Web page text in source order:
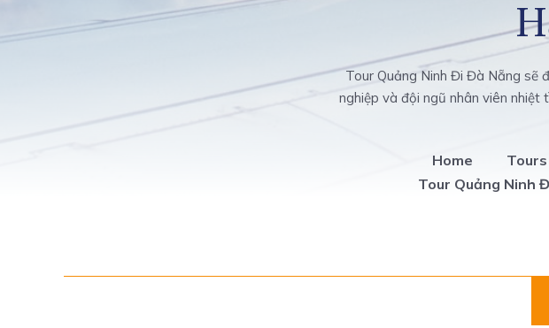
Tour Quảng Ninh Đi Đà Nẵng sẽ
nghiệp và đội ngũ nhân viên nhiệt
Home Tours
Tour Quảng Ninh